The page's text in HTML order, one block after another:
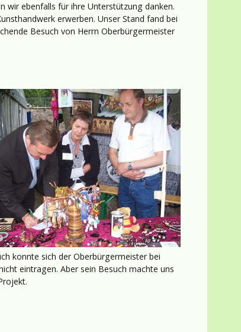
wir ebenfalls für ihre Unterstützung danken.
erwerben. Unser Stand fand bei
Besuch von Herrn Oberbürgermeister
konnte sich der Oberbürgermeister bei
eintragen. Aber sein Besuch machte uns